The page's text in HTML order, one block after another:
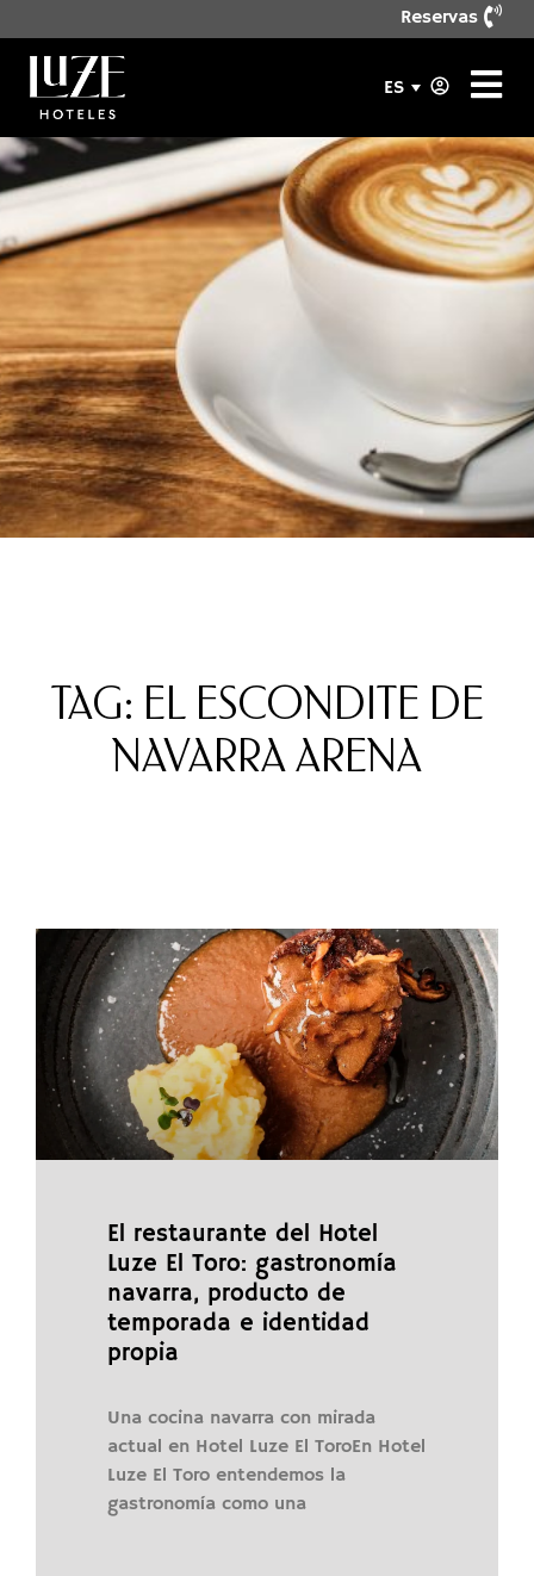
Reservas
ES
TAG: EL ESCONDITE DE
NAVARRA ARENA
El restaurante del Hotel
Luze El Toro: gastronomía
navarra, producto de
temporada e identidad
propia
Una cocina navarra con mirada
actual en Hotel Luze El ToroEn Hotel
Luze El Toro entendemos la
gastronomía como una